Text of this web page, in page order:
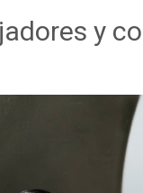
y